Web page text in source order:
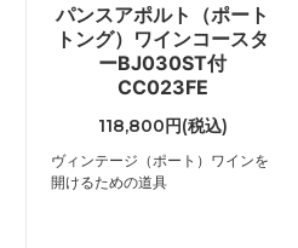
パンスアポルト（ポート
トング）ワインコースタ
ーBJ030ST付
CC023FE
118,800円(税込)
ヴィンテージ（ポート）ワインを
開けるための道具